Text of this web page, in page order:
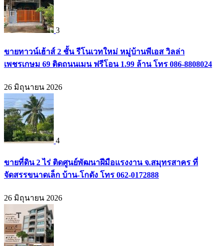
3
ขายทาวน์เฮ้าส์ 2 ชั้น รีโนเวทใหม่ หมู่บ้านพีเอส วิลล่า
เพชรเกษม 69 ติดถนนเมน ฟรีโอน 1.99 ล้าน โทร 086-8808024
26 มิถุนายน 2026
4
ขายที่ดิน 2 ไร่ ติดศูนย์พัฒนาฝีมือแรงงาน จ.สมุทรสาคร ที่
จัดสรรขนาดเล็ก บ้าน-โกดัง โทร 062-0172888
26 มิถุนายน 2026